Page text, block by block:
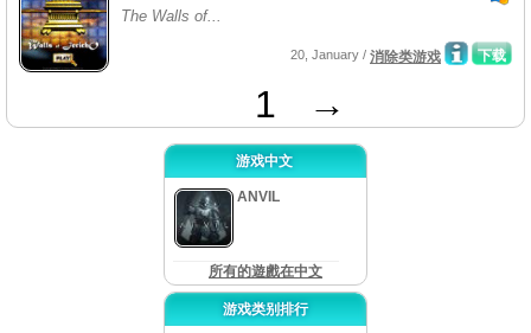
The Walls of...
下载
20, January / 消除类游戏
1 →
游戏中文
ANVIL
所有的遊戲在中文
游戏类别排行